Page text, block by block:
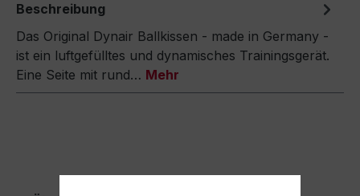
Beschreibung
Das Original Dynair Ballkissen - made in Germany -
ist ein luftgefülltes und dynamisches Trainingsgerät.
Eine Seite mit rund… Mehr